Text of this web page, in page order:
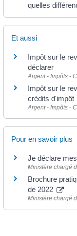
quelles
Et aussi
Impôt sur le
déclarer
Argent - Impôts -
Impôt sur le
crédits d'impôt
Argent - Impôts -
Pour en savoir plus
Je déclare
Ministère chargé
Brochure
de 2022
Ministère chargé